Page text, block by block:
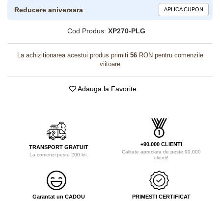
Reducere aniversara APLICA CUPON
Cod Produs: XP270-PLG
La achizitionarea acestui produs primiti 56RON pentru comenzile
viitoare
Adauga la Favorite
TRANSPORT GRATUIT
La comenzi peste 200 lei.
+90.000 CLIENTI
Calitate apreciata de peste 90.000
clienti!
Garantat un CADOU PRIMESTI CERTIFICAT